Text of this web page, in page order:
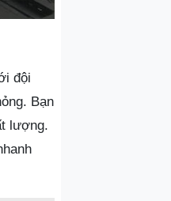
đội
Bạn
lượng.